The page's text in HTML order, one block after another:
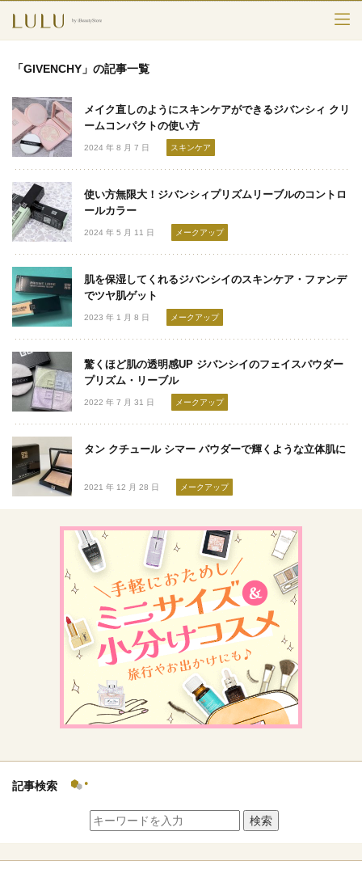
スキンケア
メークアップ
エイジングケア
フレグランス
ボディ＆ヘア
ライフスタイル
検索
「GIVENCHY」の記事一覧
メイク直しのようにスキンケアができるジバンシィ クリ
ームコンパクトの使い方
2024 年 8 月 7 日 スキンケア
使い方無限大！ジバンシィプリズムリーブルのコントロ
ールカラー
2024 年 5 月 11 日 メークアップ
肌を保湿してくれるジバンシイのスキンケア・ファンデ
でツヤ肌ゲット
2023 年 1 月 8 日 メークアップ
驚くほど肌の透明感UP ジバンシイのフェイスパウダー
プリズム・リーブル
2022 年 7 月 31 日 メークアップ
タン クチュール シマー パウダーで輝くような立体肌に
2021 年 12 月 28 日 メークアップ
記事検索
検索